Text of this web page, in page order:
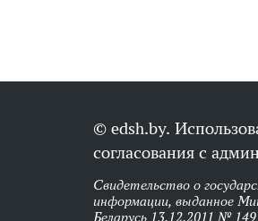
© edsh.by.
согласования с
Свидетельство о
информации, выданное
Беларусь 13.12.2011 №